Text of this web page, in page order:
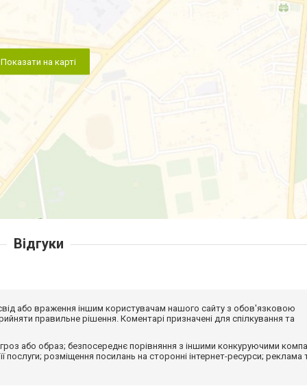
Показати на карті
Відгуки
або враження іншим користувачам нашого сайту з обов'язковою
правильне рішення. Коментарі призначені для спілкування та
або образ; безпосереднє порівняння з іншими конкуруючими
послуги; розміщення посилань на сторонні інтернет-ресурси; реклама